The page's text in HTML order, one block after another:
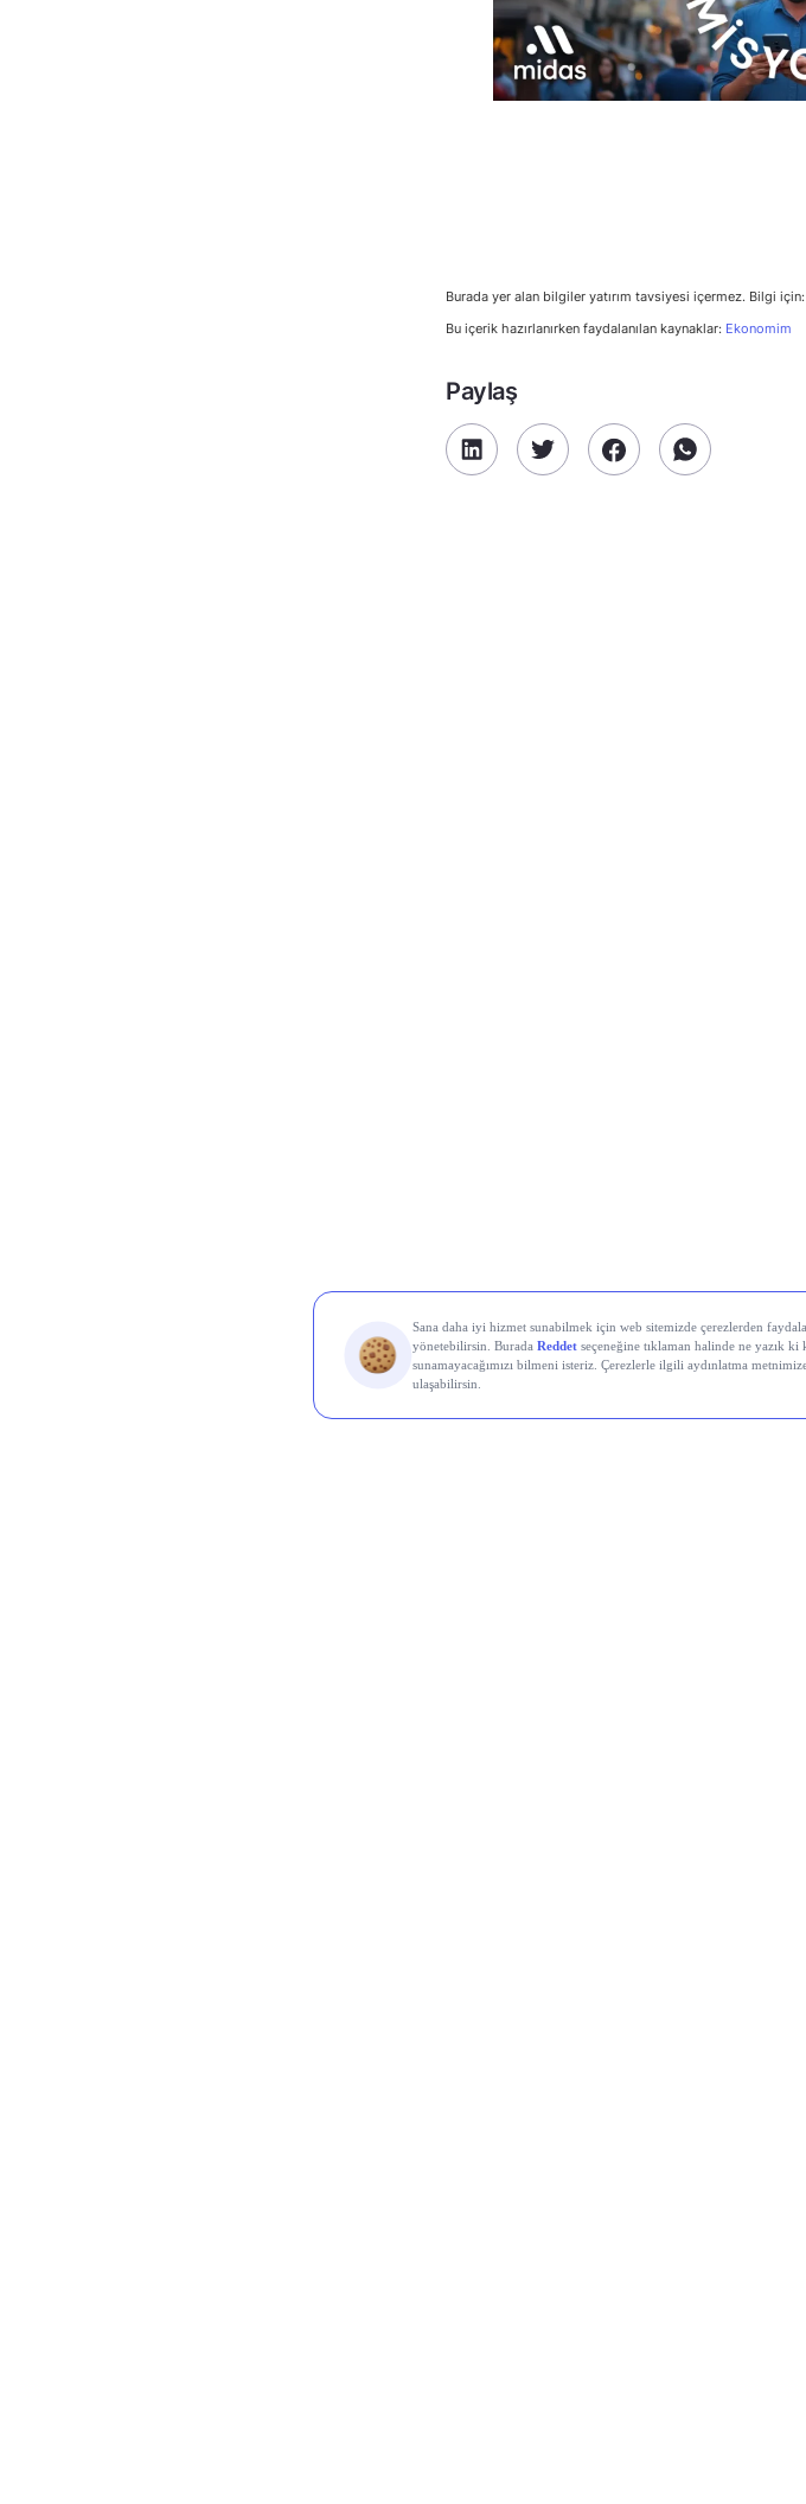
Burada yer alan bilgiler yatırım tavsiyesi içermez. Bilgi için:
Bu içerik hazırlanırken faydalanılan kaynaklar: Ekonomim
Paylaş
Ereğli Demir Çelik (EREGL)